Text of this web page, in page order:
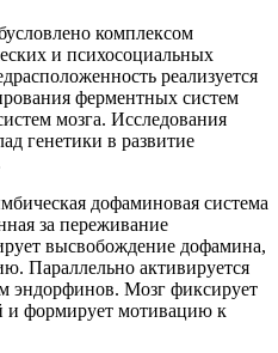
комплексом
и психосоциальных
реализуется
ферментных систем
мозга. Исследования
генетики в развитие
дофаминовая система
за переживание
высвобождение дофамина,
Параллельно активируется
эндорфинов. Мозг фиксирует
и формирует мотивацию к